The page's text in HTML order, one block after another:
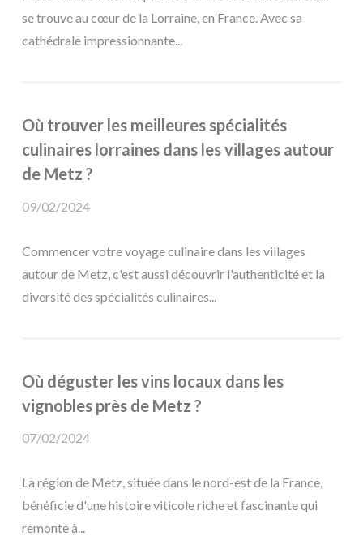
se trouve au cœur de la Lorraine, en France. Avec sa
cathédrale impressionnante...
Où trouver les meilleures spécialités
culinaires lorraines dans les villages autour
de Metz ?
09/02/2024
Commencer votre voyage culinaire dans les villages
autour de Metz, c'est aussi découvrir l'authenticité et la
diversité des spécialités culinaires...
Où déguster les vins locaux dans les
vignobles près de Metz ?
07/02/2024
La région de Metz, située dans le nord-est de la France,
bénéficie d'une histoire viticole riche et fascinante qui
remonte à...